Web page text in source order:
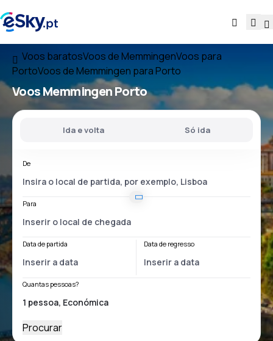
Voos baratosVoos de MemmingenVoos para
PortoVoos de Memmingen para Porto
VoosMemmingen Porto
Ida e volta Só ida
De
Para
Data de partida Data de regresso
Quantas pessoas?
Procurar